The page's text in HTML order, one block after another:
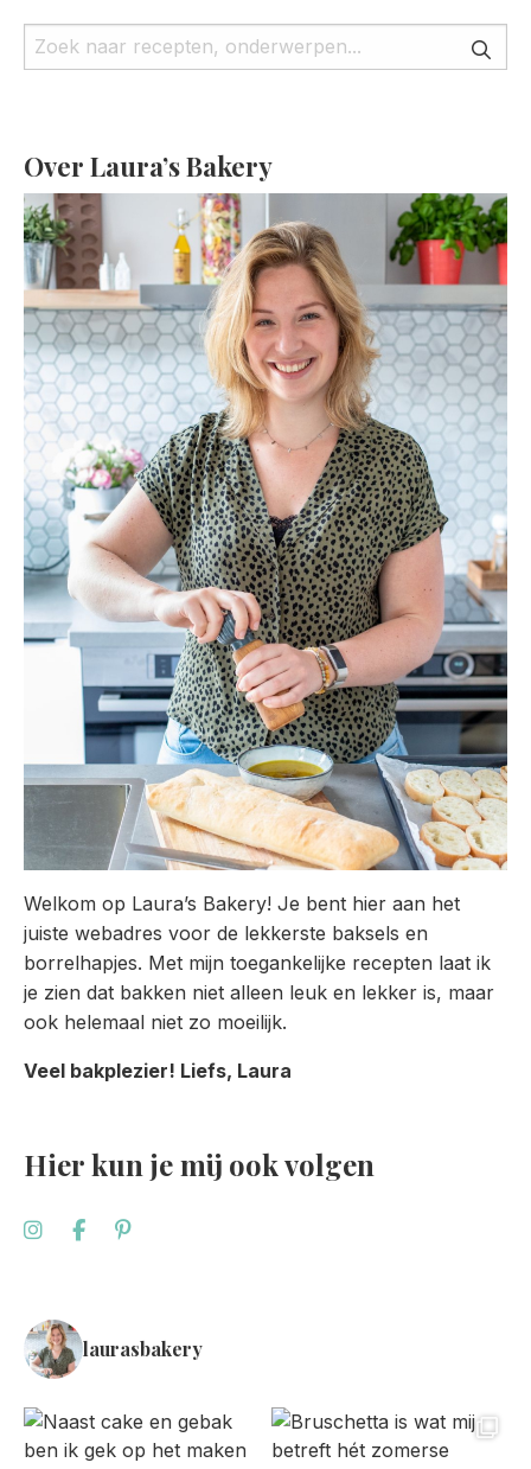
Over Laura’s Bakery
Welkom op Laura’s Bakery! Je bent hier aan het
juiste webadres voor de lekkerste baksels en
borrelhapjes. Met mijn toegankelijke recepten laat ik
je zien dat bakken niet alleen leuk en lekker is, maar
ook helemaal niet zo moeilijk.
Veel bakplezier! Liefs, Laura
Hier kun je mij ook volgen
laurasbakery